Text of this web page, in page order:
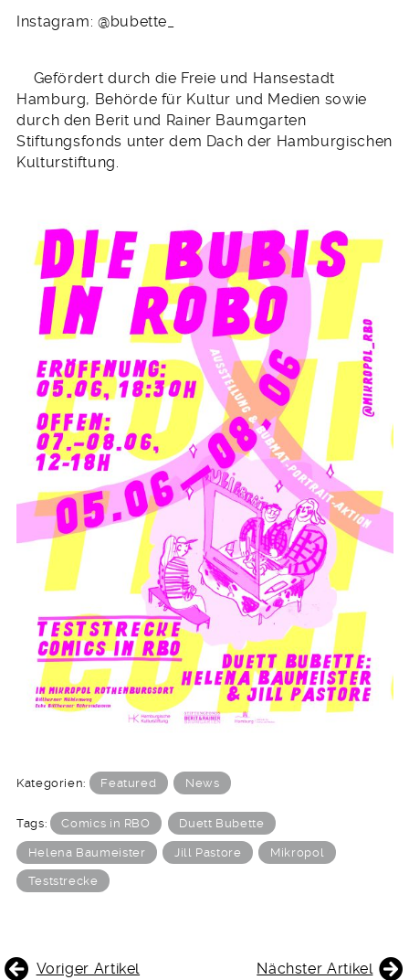
Instagram: @bubette_
Gefördert durch die Freie und Hansestadt
Hamburg, Behörde für Kultur und Medien sowie
durch den Berit und Rainer Baumgarten
Stiftungsfonds unter dem Dach der Hamburgischen
Kulturstiftung.
Kategorien: Featured News
Tags: Comics in RBO Duett Bubette
Helena Baumeister Jill Pastore Mikropol
Teststrecke
BEITRAGSNAVIGATION
Voriger Artikel Nächster Artikel